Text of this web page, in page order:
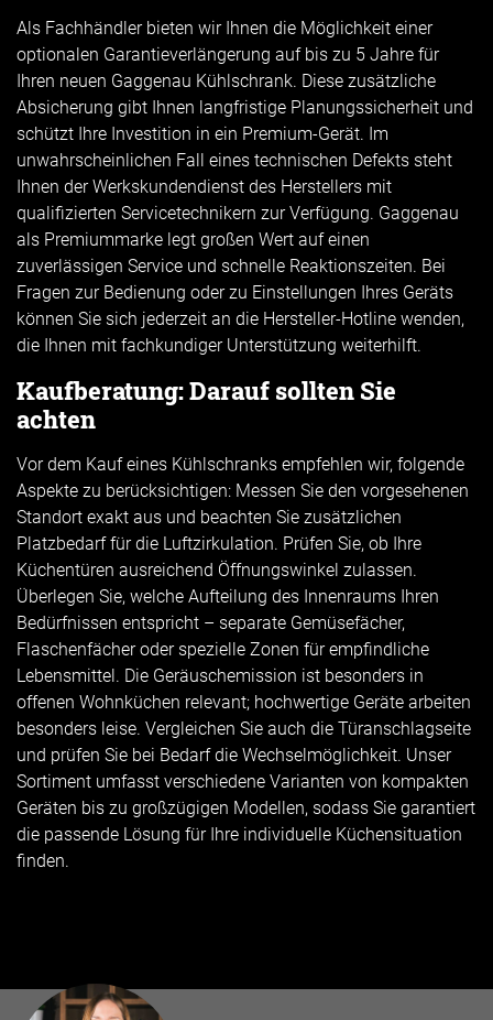
Als Fachhändler bieten wir Ihnen die Möglichkeit einer
optionalen Garantieverlängerung auf bis zu 5 Jahre für
Ihren neuen Gaggenau Kühlschrank. Diese zusätzliche
Absicherung gibt Ihnen langfristige Planungssicherheit und
schützt Ihre Investition in ein Premium-Gerät. Im
unwahrscheinlichen Fall eines technischen Defekts steht
Ihnen der Werkskundendienst des Herstellers mit
qualifizierten Servicetechnikern zur Verfügung. Gaggenau
als Premiummarke legt großen Wert auf einen
zuverlässigen Service und schnelle Reaktionszeiten. Bei
Fragen zur Bedienung oder zu Einstellungen Ihres Geräts
können Sie sich jederzeit an die Hersteller-Hotline wenden,
die Ihnen mit fachkundiger Unterstützung weiterhilft.
Kaufberatung: Darauf sollten Sie
achten
Vor dem Kauf eines Kühlschranks empfehlen wir, folgende
Aspekte zu berücksichtigen: Messen Sie den vorgesehenen
Standort exakt aus und beachten Sie zusätzlichen
Platzbedarf für die Luftzirkulation. Prüfen Sie, ob Ihre
Küchentüren ausreichend Öffnungswinkel zulassen.
Überlegen Sie, welche Aufteilung des Innenraums Ihren
Bedürfnissen entspricht – separate Gemüsefächer,
Flaschenfächer oder spezielle Zonen für empfindliche
Lebensmittel. Die Geräuschemission ist besonders in
offenen Wohnküchen relevant; hochwertige Geräte arbeiten
besonders leise. Vergleichen Sie auch die Türanschlagseite
und prüfen Sie bei Bedarf die Wechselmöglichkeit. Unser
Sortiment umfasst verschiedene Varianten von kompakten
Geräten bis zu großzügigen Modellen, sodass Sie garantiert
die passende Lösung für Ihre individuelle Küchensituation
finden.